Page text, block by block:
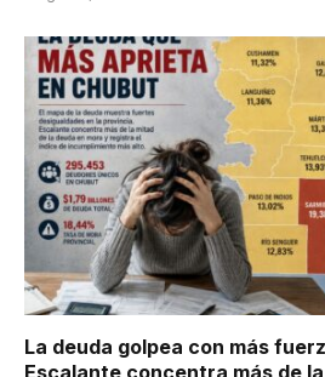
La deuda golpea con más
Escalante concentra más de